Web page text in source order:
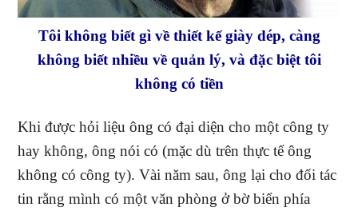
Tôi không biết gì về thiết kế giày dép, càng
không biết nhiều về quản lý, và đặc biệt tôi
không có tiền
Khi được hỏi liệu ông có đại diện cho một công ty
hay không, ông nói có (mặc dù trên thực tế ông
không có công ty). Vài năm sau, ông lại cho đối tác
tin rằng mình có một văn phòng ở bờ biển phía